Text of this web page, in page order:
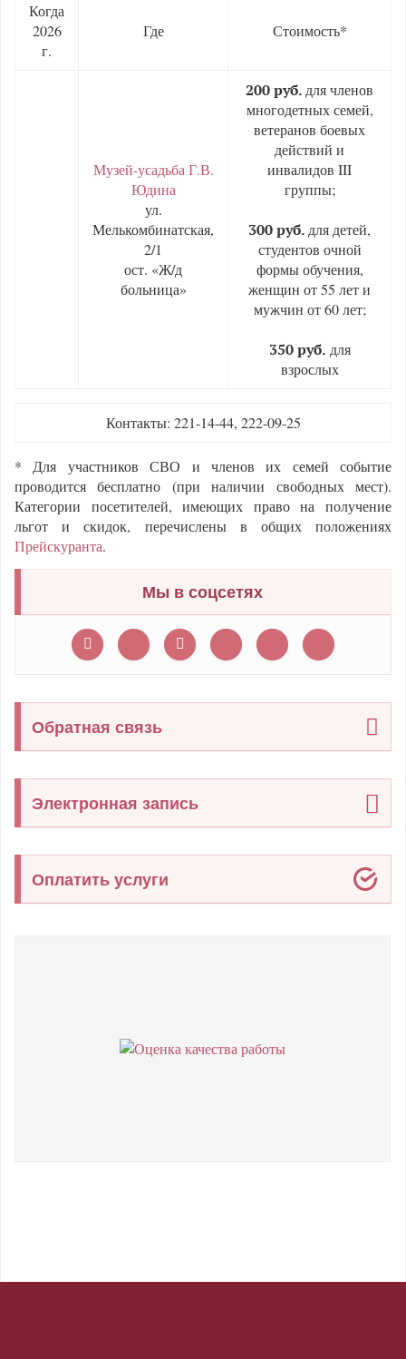
Когда
2026
г.
Где Стоимость*
Музей-усадьба Г.В.
Юдина
ул.
Мелькомбинатская,
2/1
ост. «Ж/д
больница»
200 руб. для членов
многодетных семей,
ветеранов боевых
действий и
инвалидов III
группы;
300 руб. для детей,
студентов очной
формы обучения,
женщин от 55 лет и
мужчин от 60 лет;
350 руб. для
взрослых
Контакты: 221-14-44, 222-09-25
* Для участников СВО и членов их семей событие
проводится бесплатно (при наличии свободных мест).
Категории посетителей, имеющих право на получение
льгот и скидок, перечислены в общих положениях
Прейскуранта.
Мы в соцсетях
Обратная связь
Электронная запись
Оплатить услуги